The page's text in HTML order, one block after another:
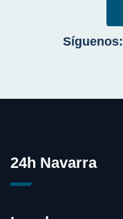
Síguenos:
24h Navarra